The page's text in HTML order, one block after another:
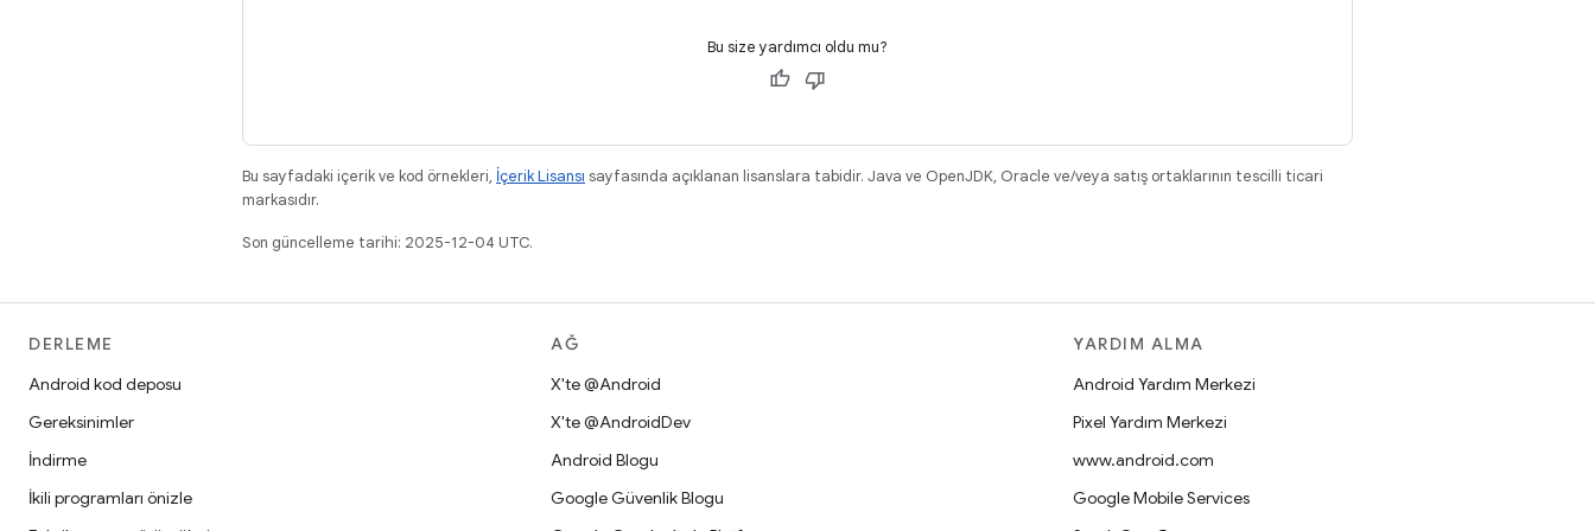
Bu size yardımcı oldu mu?
Bu sayfadaki içerik ve kod örnekleri, İçerik Lisansı sayfasında açıklanan lisanslara tabidir. Java ve OpenJDK, Oracle ve/veya satış ortaklarının tescilli ticari
markasıdır.
Son güncelleme tarihi: 2025-12-04 UTC.
DERLEME
Android kod deposu
Gereksinimler
İndirme
İkili programları önizle
AĞ
X'te @Android
X'te @AndroidDev
Android Blogu
Google Güvenlik Blogu
YARDIM ALMA
Android Yardım Merkezi
Pixel Yardım Merkezi
www.android.com
Google Mobile Services